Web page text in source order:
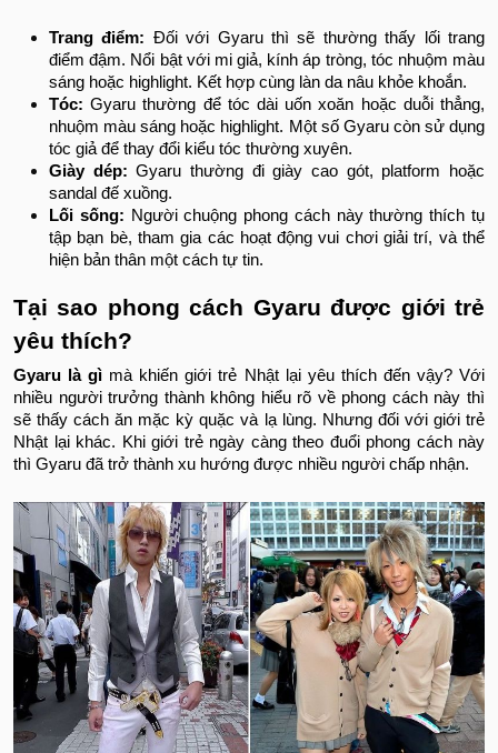
Trang điểm: Đối với Gyaru thì sẽ thường thấy lối trang
điểm đậm. Nổi bật với mi giả, kính áp tròng, tóc nhuộm màu
sáng hoặc highlight. Kết hợp cùng làn da nâu khỏe khoắn.
Tóc: Gyaru thường để tóc dài uốn xoăn hoặc duỗi thẳng,
nhuộm màu sáng hoặc highlight. Một số Gyaru còn sử dụng
tóc giả để thay đổi kiểu tóc thường xuyên.
Giày dép:Gyaru thường đi giày cao gót, platform hoặc
sandal đế xuồng.
Lối sống: Người chuộng phong cách này thường thích tụ
tập bạn bè, tham gia các hoạt động vui chơi giải trí, và thể
hiện bản thân một cách tự tin.
Tại sao phong cách Gyaru được giới trẻ
yêu thích?
Gyaru là gì mà khiến giới trẻ Nhật lại yêu thích đến vậy? Với
nhiều người trưởng thành không hiểu rõ về phong cách này thì
sẽ thấy cách ăn mặc kỳ quặc và lạ lùng. Nhưng đối với giới trẻ
Nhật lại khác. Khi giới trẻ ngày càng theo đuổi phong cách này
thì Gyaru đã trở thành xu hướng được nhiều người chấp nhận.